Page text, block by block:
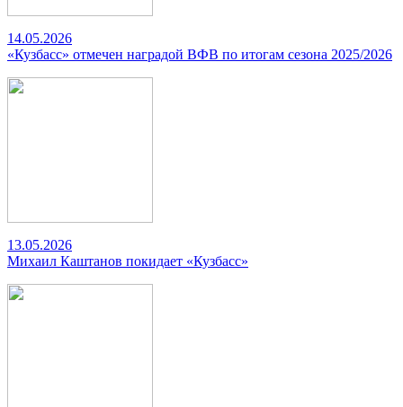
14.05.2026
«Кузбасс» отмечен наградой ВФВ по итогам сезона 2025/2026
13.05.2026
Михаил Каштанов покидает «Кузбасс»